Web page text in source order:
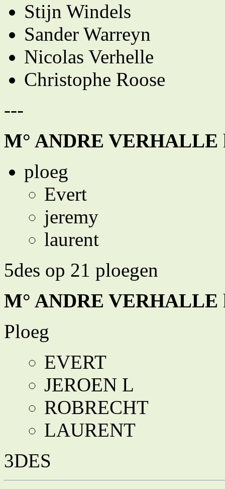
Stijn Windels
Sander Warreyn
Nicolas Verhelle
Christophe Roose
---
M° ANDRE VERHALLE
ploeg
Evert
jeremy
laurent
5des op 21 ploegen
M° ANDRE VERHALLE
Ploeg
EVERT
JEROEN L
ROBRECHT
LAURENT
3DES